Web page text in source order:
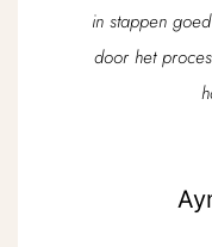
in stappen
door het